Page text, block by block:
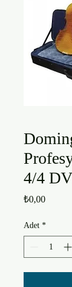
4/4
₺0,00Fiyat
Adet *